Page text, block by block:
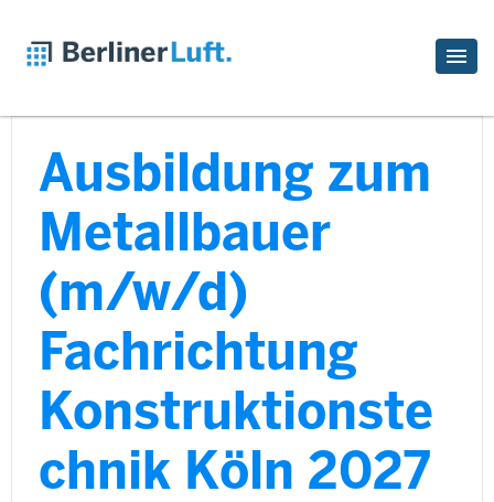
Ausbildung zum
Metallbauer
(m/w/d)
Fachrichtung
Konstruktionste
chnik Köln 2027